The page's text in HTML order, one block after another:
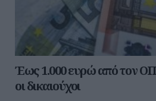
Έως 1.000 ευρώ από τον
οι δικαιούχοι